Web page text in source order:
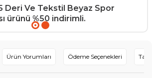
Deri Ve Tekstil Beyaz Spor
ürünü %50 indirimli.
Ürün Yorumları Ödeme Seçenekleri